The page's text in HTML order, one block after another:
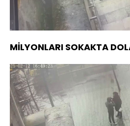
Aç
Yüklendi:
91.09%
MİLYONLARI SOKAKTA